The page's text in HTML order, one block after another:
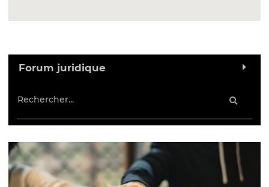
Forum juridique